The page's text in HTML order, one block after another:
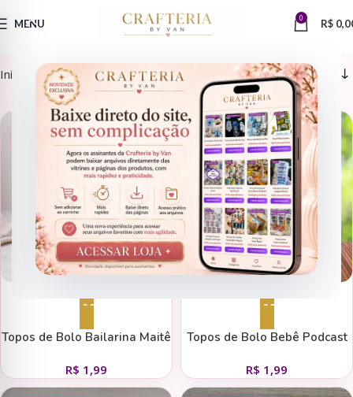
MENU 0 R$
Início Produtos marcados com a tag “topos”
ARQUIVOS DE CORTE
Adicionar ao carrinho
Topos de Bolo Bailarina Maitê
R$ 1,99
ARQUIVOS DE CORTE
Adicionar ao carrinho
Topos de Bolo Bebê Podcast
R$ 1,99